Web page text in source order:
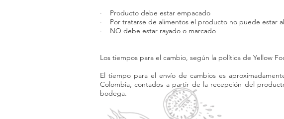
· Producto debe estar empacado
· Por tratarse de alimentos el producto no puede estar
· NO debe estar rayado o marcado
Los tiempos para el cambio, según la política de Yellow
El tiempo para el envío de cambios es
Colombia, contados a partir de la recepción del
bodega.